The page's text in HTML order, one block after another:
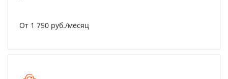
От 1 750 руб./месяц